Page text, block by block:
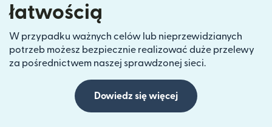
łatwością
W przypadku ważnych celów lub nieprzewidzianych
potrzeb możesz bezpiecznie realizować duże przelewy
za pośrednictwem naszej sprawdzonej sieci.
Dowiedz się więcej